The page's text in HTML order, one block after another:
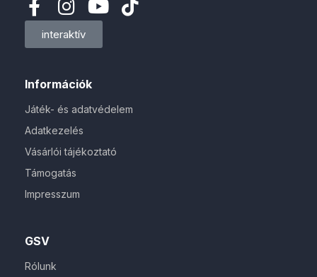
GSV
Rólunk
Információk
Játék- és adatvédelem
Adatkezelés
Vásárlói tájékoztató
Támogatás
Impresszum
interaktív